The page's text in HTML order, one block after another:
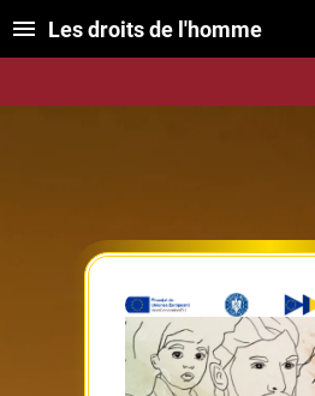
Les droits de l'homme